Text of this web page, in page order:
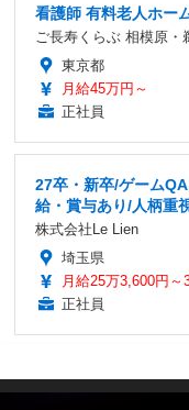
看護師 有料老人ホー
ご長寿くらぶ 相模原・
東京都
月給45万円～
正社員
27卒・新卒/ゲーム
給・賞与あり/人柄重
株式会社Le Lien
埼玉県
月給25万3,600円～
正社員